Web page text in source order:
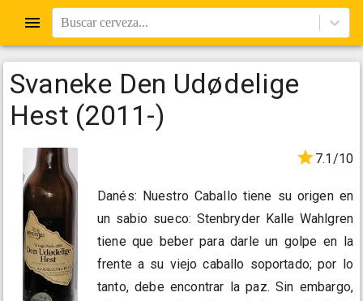
Buscar cerveza...
Svaneke Den Udødelige
Hest (2011-)
7.1/10
Danés: Nuestro Caballo tiene su origen en
un sabio sueco: Stenbryder Kalle Wahlgren
tiene que beber para darle un golpe en la
frente a su viejo caballo soportado; por lo
tanto, debe encontrar la paz. Sin embargo,